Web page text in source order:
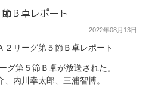
Ｂ卓レポート
2022年08月13日
２リーグ第５節Ｂ卓レポート
グ第５節Ｂ卓が放送された。
内川幸太郎、三浦智博。